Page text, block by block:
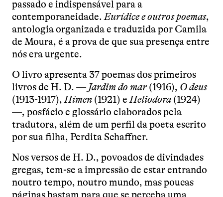
passado e indispensável para a
contemporaneidade.Eurídice e outros poemas,
antologia organizada e traduzida por Camila
de Moura, é a prova de que sua presença entre
nós era urgente.
O livro apresenta 37 poemas dos primeiros
livros de H. D. — Jardim do mar(1916), O deus
(1913-1917),Hímen (1921) eHeliodora (1924)
—, posfácio e glossário elaborados pela
tradutora, além de um perfil da poeta escrito
por sua filha, Perdita Schaffner.
Nos versos de H. D., povoados de divindades
gregas, tem-se a impressão de estar entrando
noutro tempo, noutro mundo, mas poucas